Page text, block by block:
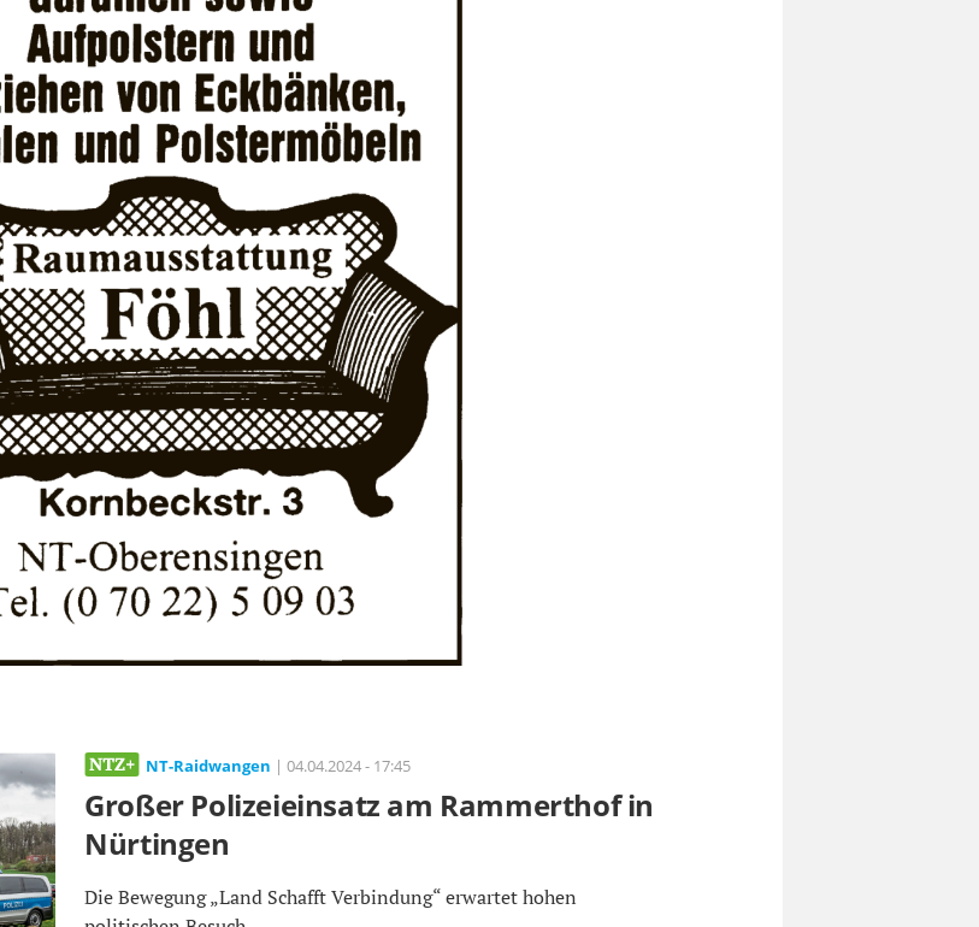
NT-Raidwangen | 04.04.2024 - 17:45
Großer Polizeieinsatz am Rammerthof in
Nürtingen
Die Bewegung „Land Schafft Verbindung“ erwartet hohen